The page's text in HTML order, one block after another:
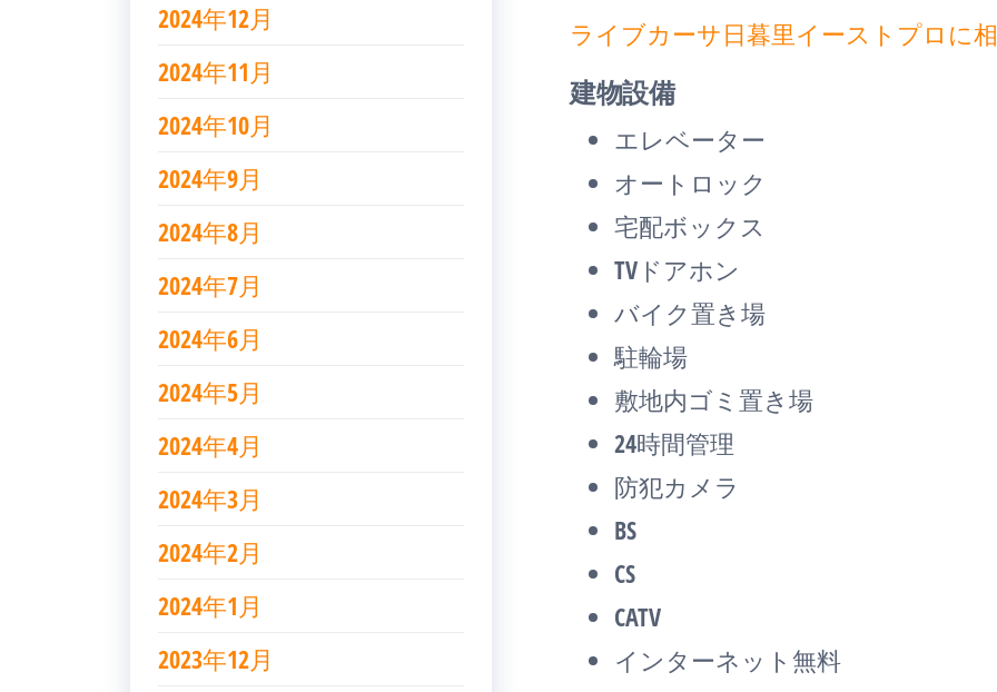
ライブカーサ日暮里イーストプロに
建物設備
エレベーター
オートロック
宅配ボックス
TVドアホン
バイク置き場
駐輪場
敷地内ゴミ置き場
24時間管理
防犯カメラ
BS
CS
CATV
インターネット無料
2024年12月
2024年11月
2024年10月
2024年9月
2024年8月
2024年7月
2024年6月
2024年5月
2024年4月
2024年3月
2024年2月
2024年1月
2023年12月